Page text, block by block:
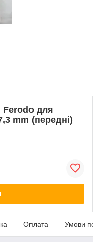
Ferodo для
mm (передні)
Оплата Умови